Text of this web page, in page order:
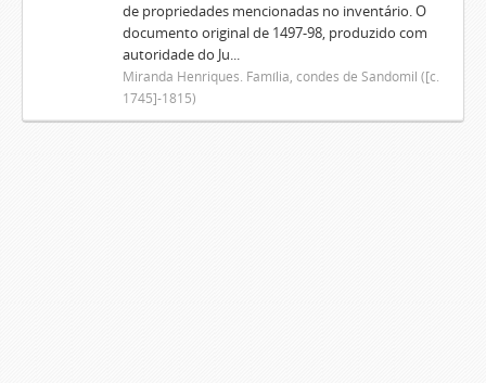
de propriedades mencionadas no inventário. O
documento original de 1497-98, produzido com
autoridade do Ju...
Miranda Henriques. Família, condes de Sandomil ([c.
1745]-1815)